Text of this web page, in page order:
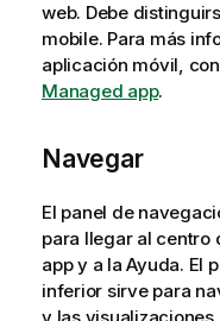
web. Debe
mobile. Para más
aplicación móvil,
Managed app.
Navegar
El panel de
para llegar al centro
app y a la Ayuda. El
inferior sirve para